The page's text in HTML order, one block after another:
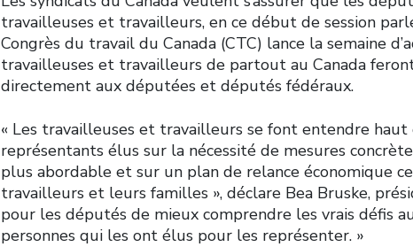
travailleuses et travailleurs, en ce début de session
Congrès du travail du Canada (CTC) lance la semaine
travailleuses et travailleurs de partout au Canada
directement aux députées et députés fédéraux.
« Les travailleuses et travailleurs se font entendre
représentants élus sur la nécessité de mesures
plus abordable et sur un plan de relance économique
travailleurs et leurs familles », déclare Bea Bruske,
pour les députés de mieux comprendre les vrais défis
personnes qui les ont élus pour les représenter. »